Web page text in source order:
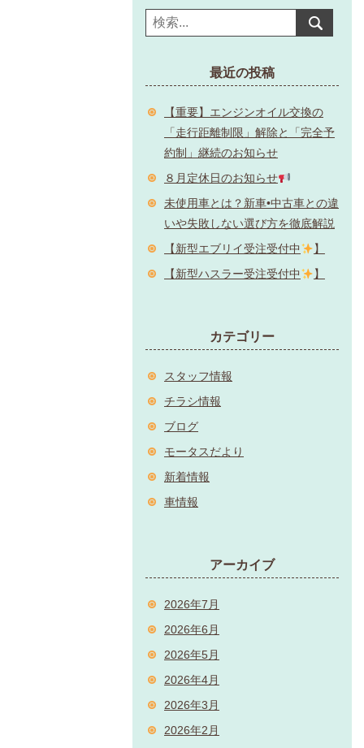
最近の投稿
【重要】エンジンオイル交換の
「走行距離制限」解除と「完全予
約制」継続のお知らせ
８月定休日のお知らせ
未使用車とは？新車•中古車との違
いや失敗しない選び方を徹底解説
【新型エブリイ受注受付中
】
【新型ハスラー受注受付中
】
カテゴリー
スタッフ情報
チラシ情報
ブログ
モータスだより
新着情報
車情報
アーカイブ
2026年7月
2026年6月
2026年5月
2026年4月
2026年3月
2026年2月